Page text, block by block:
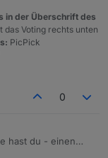
begegnungen
in der Überschrift des
das Voting rechts unten
PicPick
0
du - einen